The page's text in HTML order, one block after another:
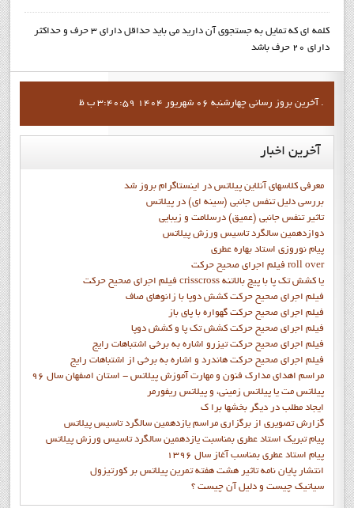
کلمه ای که تمایل به جستجوی آن دارید می باید حداقل دارای 3 حرف و حداکثر
دارای 20 حرف باشد
آخرين بروز رساني چهارشنبه 06 شهریور 1404 3:40:59 ب ظ .
آخرین اخبار
معرفی کلاسهای آنلاین پیلاتس در اینستاگرام بروز شد
بررسی دلیل تنفس جانبی (سینه ای) در پیلاتس
تاثیر تنفس جانبی (عمیق) درسلامت و زیبایی
دوازدهمين سالگرد تاسيس ورزش پيلاتس
پيام نوروزي استاد بهاره عطري
فيلم اجراي صحيح حرکت roll over
فيلم اجراي صحيح حركت crisscross يا كشش تك پا با پيچ بالاتنه
فيلم اجراي صحيح حرکت كشش دوپا با زانوهاي صاف
فيلم اجراي صحيح حرکت گهواره با پاي باز
فيلم اجراي صحيح حرکت کشش تک پا و کشش دوپا
فيلم اجراي صحيح حرکت تيزرو اشاره به برخي اشتباهات رايج
فيلم اجراي صحيح حرکت هاندرد و اشاره به برخي از اشتباهات رايج
مراسم اهدای مدارک فنون و مهارت آموزش پیلاتس - استان اصفهان سال 96
پیلاتس مت یا پیلاتس زمینی، و پیلاتس ریفورمر
ايجاد مطلب در ديگر بخشها برا ک
گزارش تصويري از برگزاري مراسم يازدهمين سالگرد تاسيس پيلاتس
پيام تبريک استاد عطري بمناسبت يازدهمين سالگرد تاسيس ورزش پيلاتس
پيام استاد عطري بمناسب آغاز سال 1396
انتشار پايان نامه تاثیر هشت هفته تمرین پیلاتس بر کورتیزول
سیاتیک چیست و دلیل آن چیست ؟